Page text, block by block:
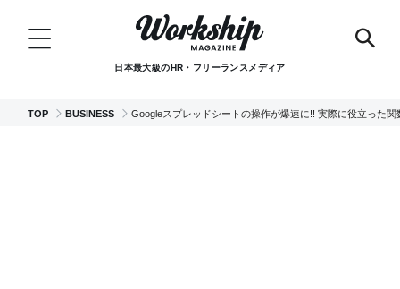
日本最大級のHR・フリーランスメディア
TOP BUSINESS Googleスプレッドシートの操作が爆速に!! 実際に役立った関